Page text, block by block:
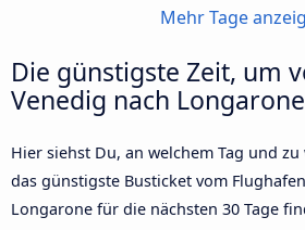
Mehr Tage
Die günstigste Zeit, um
Venedig nach
Hier siehst Du, an welchem Tag und zu
das günstigste Busticket vom
Longarone für die nächsten 30 Tage